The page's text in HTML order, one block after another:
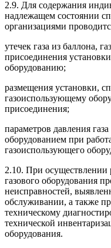
2.9. Для содержания
надлежащем состоянии
организациями
утечек газа из баллона,
присоединения
оборудованию;
размещения установки,
газоиспользующему
присоединения;
параметров давления
оборудованием при
газоиспользующего
2.10. При осуществлении
газового оборудования
неисправностей,
обслуживании, а также
техническому
технической
оборудования.